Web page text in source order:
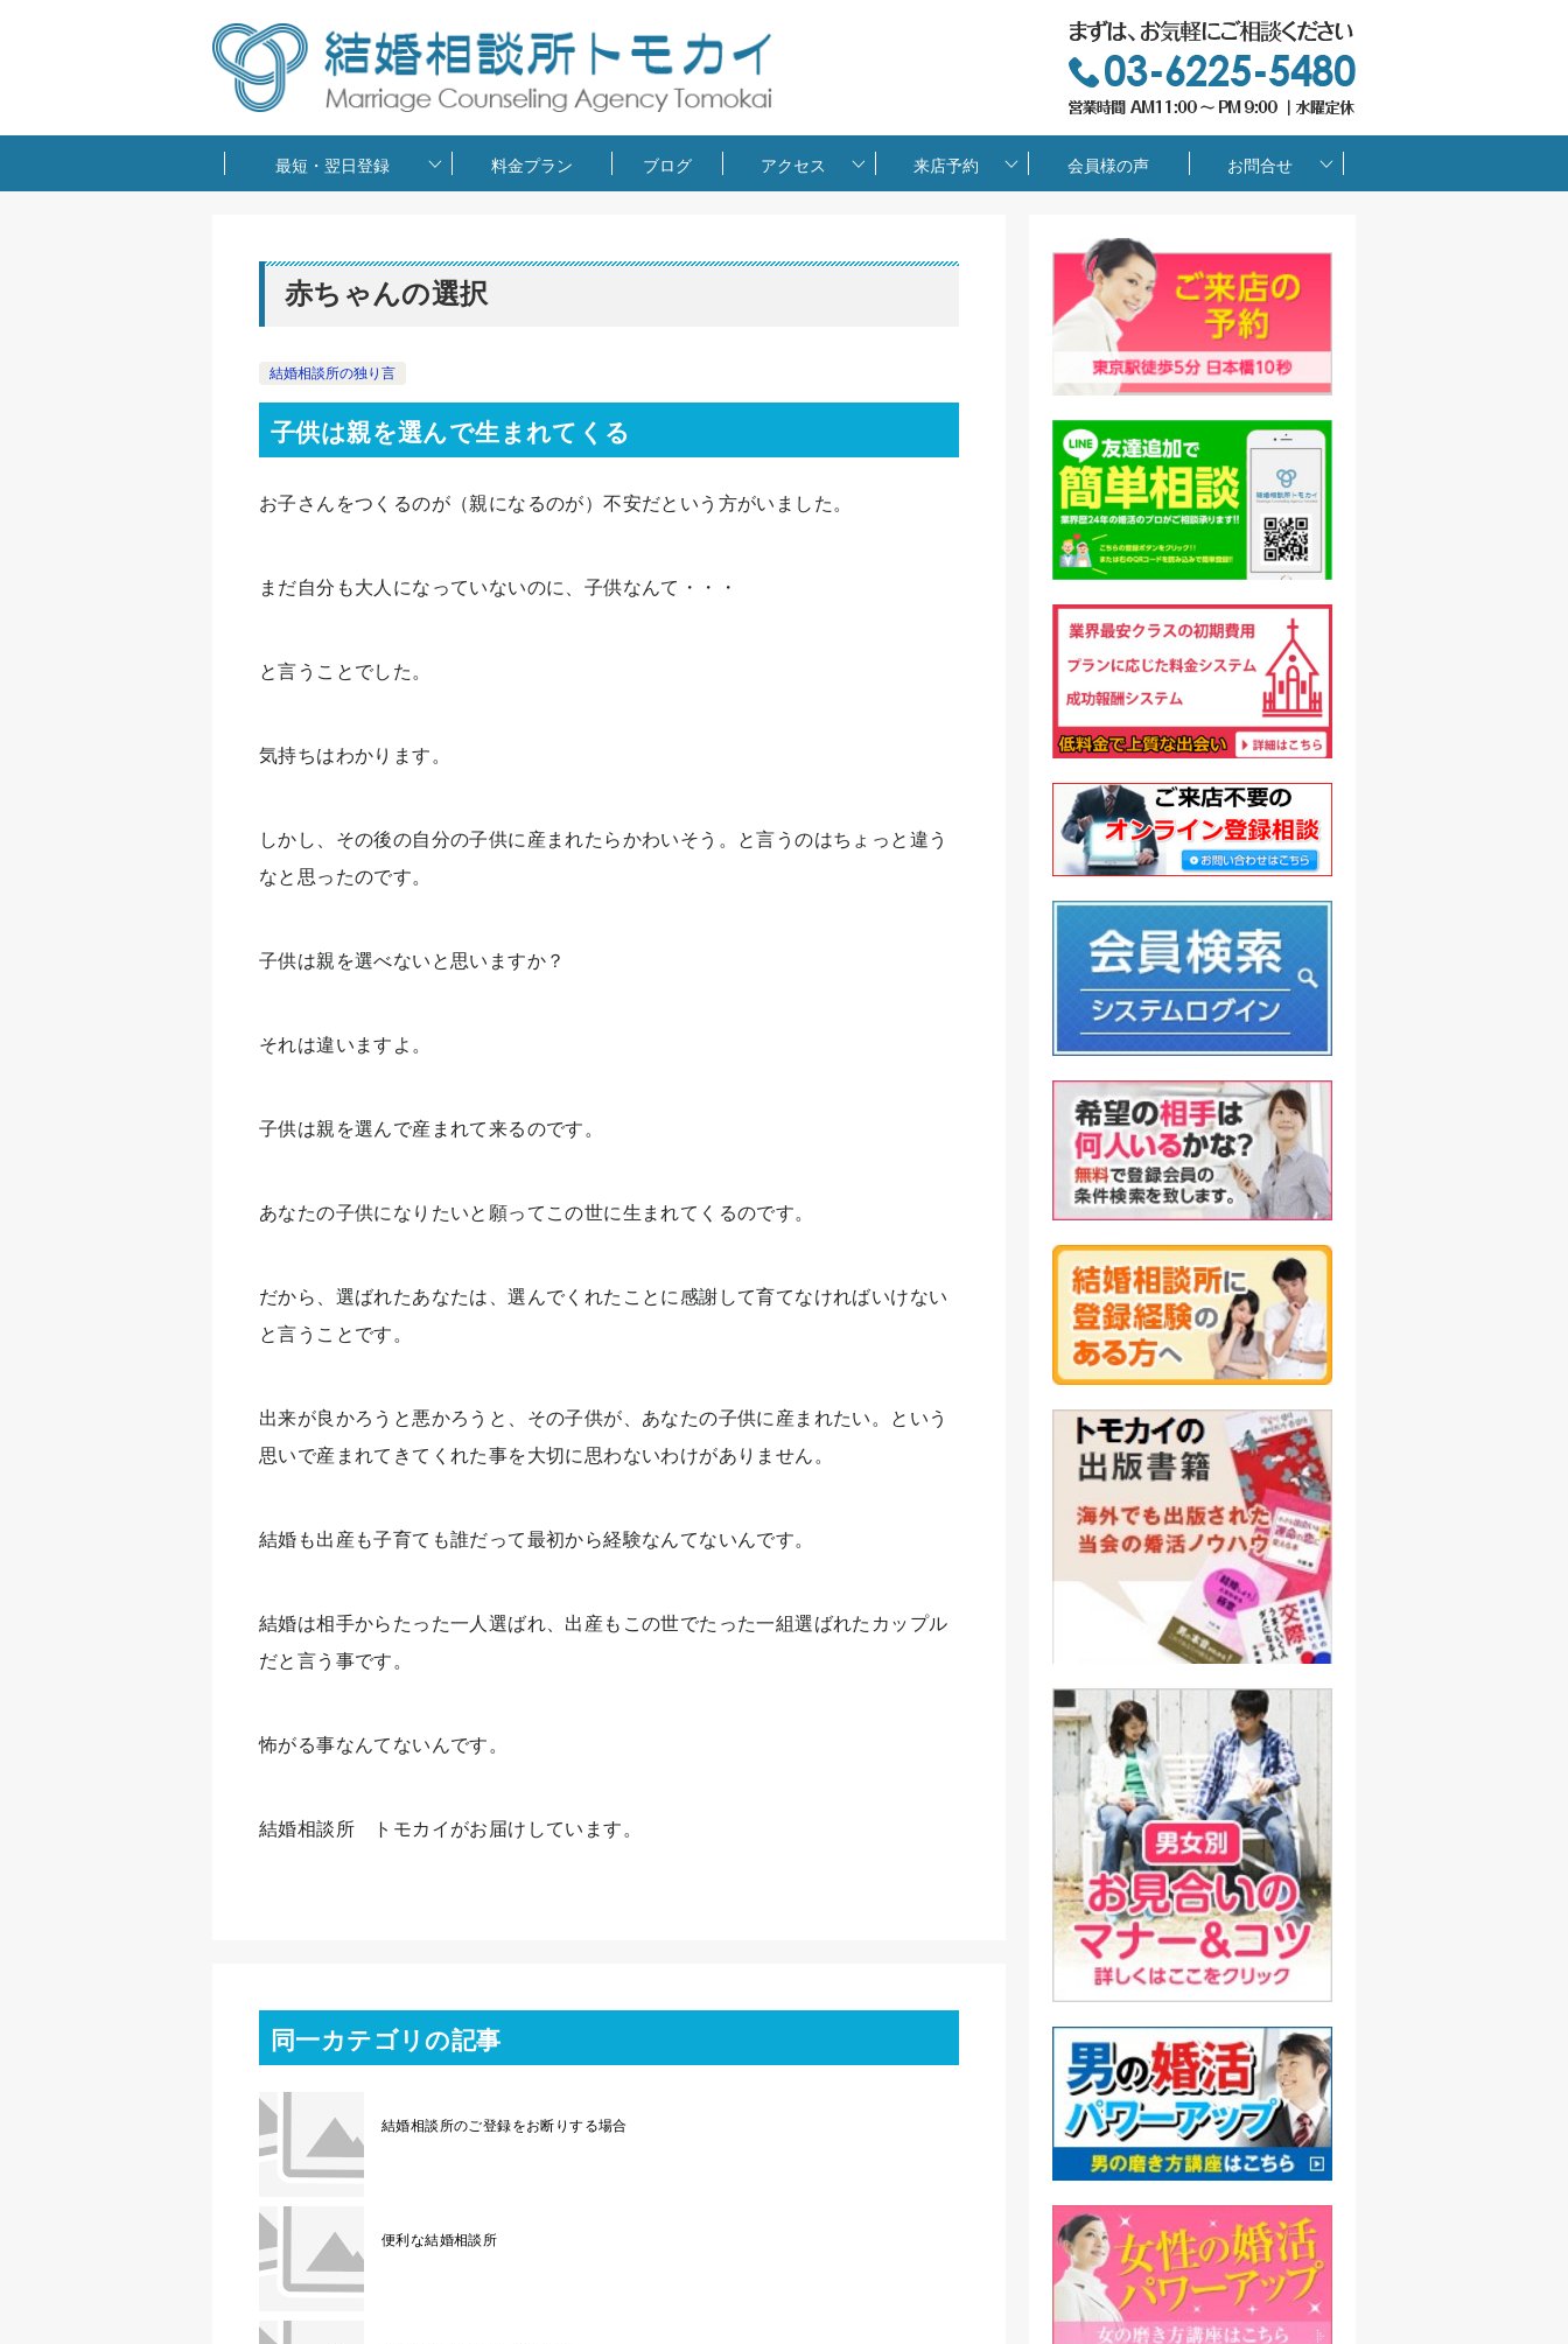
最短・翌日登録 料金プラン ブログ アクセス 来店予約 会員様の声 お問合せ
赤ちゃんの選択
結婚相談所の独り言
子供は親を選んで生まれてくる
お子さんをつくるのが（親になるのが）不安だという方がいました。
まだ自分も大人になっていないのに、子供なんて・・・
と言うことでした。
気持ちはわかります。
しかし、その後の自分の子供に産まれたらかわいそう。と言うのはちょっと違う
なと思ったのです。
子供は親を選べないと思いますか？
それは違いますよ。
子供は親を選んで産まれて来るのです。
あなたの子供になりたいと願ってこの世に生まれてくるのです。
だから、選ばれたあなたは、選んでくれたことに感謝して育てなければいけない
と言うことです。
出来が良かろうと悪かろうと、その子供が、あなたの子供に産まれたい。という
思いで産まれてきてくれた事を大切に思わないわけがありません。
結婚も出産も子育ても誰だって最初から経験なんてないんです。
結婚は相手からたった一人選ばれ、出産もこの世でたった一組選ばれたカップル
だと言う事です。
怖がる事なんてないんです。
結婚相談所 トモカイがお届けしています。
同一カテゴリの記事
結婚相談所のご登録をお断りする場合
便利な結婚相談所